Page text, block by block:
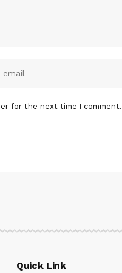
for the next time I comment.
Quick Link